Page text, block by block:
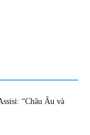
“Châu Âu và